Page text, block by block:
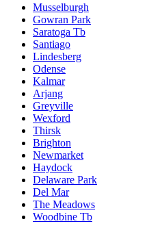
Musselburgh
Gowran Park
Saratoga Tb
Santiago
Lindesberg
Odense
Kalmar
Arjang
Greyville
Wexford
Thirsk
Brighton
Newmarket
Haydock
Delaware Park
Del Mar
The Meadows
Woodbine Tb